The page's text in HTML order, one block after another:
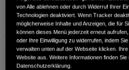
Getriebe
Türen 5
Leistung 75
Hubraum
von Alle ablehnen oder durch Widerruf Ihrer
Technologien deaktiviert. Wenn Tracker
möglicherweise Inhalte und Anzeigen, die für
können dieses Menü jederzeit erneut
oder Ihre Einwilligung zu widerrufen, indem
verwalten unten auf der Webseite klicken.
Website aus. Weitere Informationen finden Sie
Datenschutzerklärung.